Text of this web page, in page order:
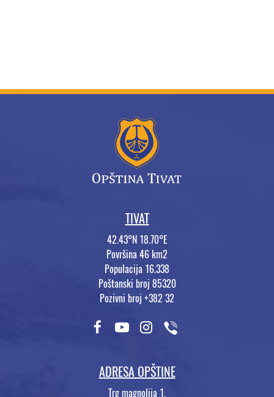
TIVAT
42.43°N 18.70°E
Površina 46 km2
Populacija 16.338
Poštanski broj 85320
Pozivni broj +382 32
ADRESA OPŠTINE
Trg magnolija 1,